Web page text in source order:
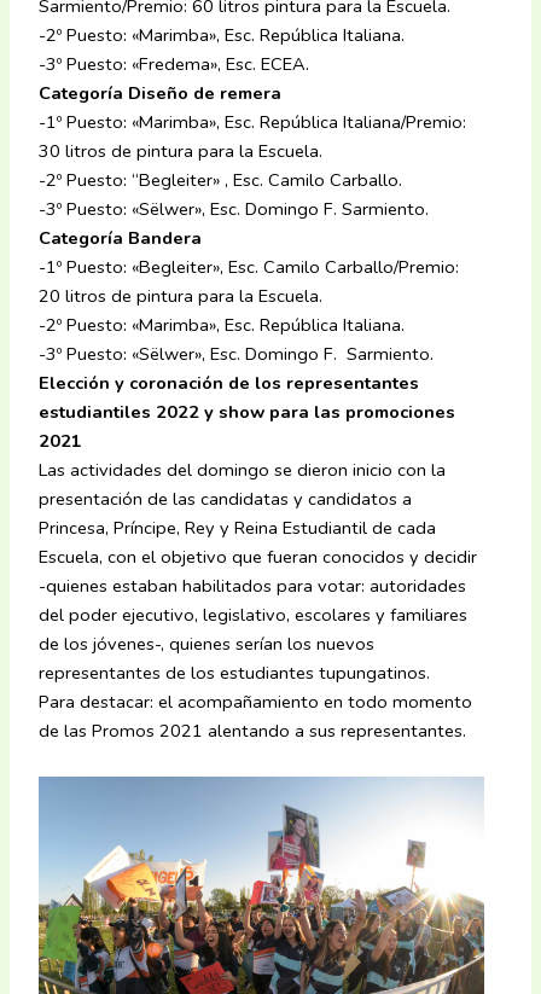
Sarmiento/Premio: 60 litros pintura para la Escuela.
-2º Puesto: «Marimba», Esc. República Italiana.
-3º Puesto: «Fredema», Esc. ECEA.
Categoría Diseño de remera
-1º Puesto: «Marimba», Esc. República Italiana/Premio:
30 litros de pintura para la Escuela.
-2º Puesto: “Begleiter» , Esc. Camilo Carballo.
-3º Puesto: «Sëlwer», Esc. Domingo F. Sarmiento.
Categoría Bandera
-1º Puesto: «Begleiter», Esc. Camilo Carballo/Premio:
20 litros de pintura para la Escuela.
-2º Puesto: «Marimba», Esc. República Italiana.
-3º Puesto: «Sëlwer», Esc. Domingo F. Sarmiento.
Elección y coronación de los representantes
estudiantiles 2022 y show para las promociones
2021
Las actividades del domingo se dieron inicio con la
presentación de las candidatas y candidatos a
Princesa, Príncipe, Rey y Reina Estudiantil de cada
Escuela, con el objetivo que fueran conocidos y decidir
-quienes estaban habilitados para votar: autoridades
del poder ejecutivo, legislativo, escolares y familiares
de los jóvenes-, quienes serían los nuevos
representantes de los estudiantes tupungatinos.
Para destacar: el acompañamiento en todo momento
de las Promos 2021 alentando a sus representantes.